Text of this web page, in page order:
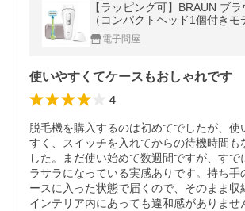
【ラッピング可】BRAUN ブ
（コンパクトヘッド1個付きモ
エキスパート Pro 3 PL3138 ホ
シルバー【箱不良】
電子問屋
使いやすくてケースもおしゃれです
4
脱毛機を購入するのは初めてでしたが、使
すく、スイッチを入れてからの待機時間も
した。まだ使い始めて数週間ですが、す
ラサラになっている実感ありです。持ち手
ースに入った状態で届くので、そのまま収
インテリア内にあっても違和感がありませ